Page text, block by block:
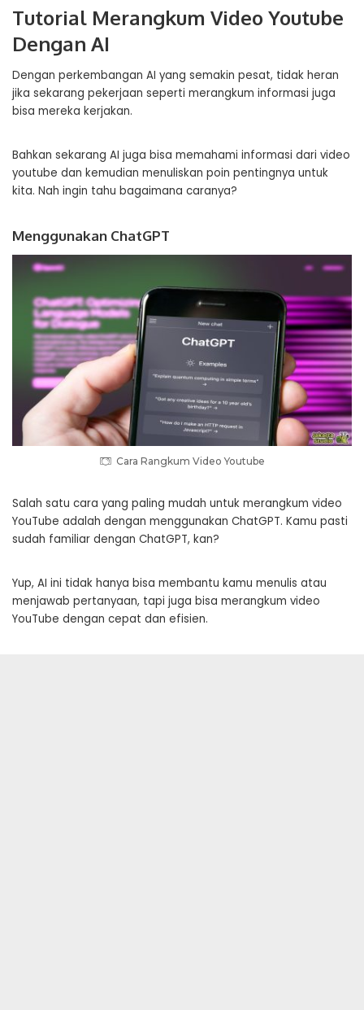
Tutorial Merangkum Video Youtube
Dengan AI
Dengan perkembangan AI yang semakin pesat, tidak heran
jika sekarang pekerjaan seperti merangkum informasi juga
bisa mereka kerjakan.
Bahkan sekarang AI juga bisa memahami informasi dari video
youtube dan kemudian menuliskan poin pentingnya untuk
kita. Nah ingin tahu bagaimana caranya?
Menggunakan ChatGPT
Cara Rangkum Video Youtube
Salah satu cara yang paling mudah untuk merangkum video
YouTube adalah dengan menggunakan ChatGPT. Kamu pasti
sudah familiar dengan ChatGPT, kan?
Yup, AI ini tidak hanya bisa membantu kamu menulis atau
menjawab pertanyaan, tapi juga bisa merangkum video
YouTube dengan cepat dan efisien.